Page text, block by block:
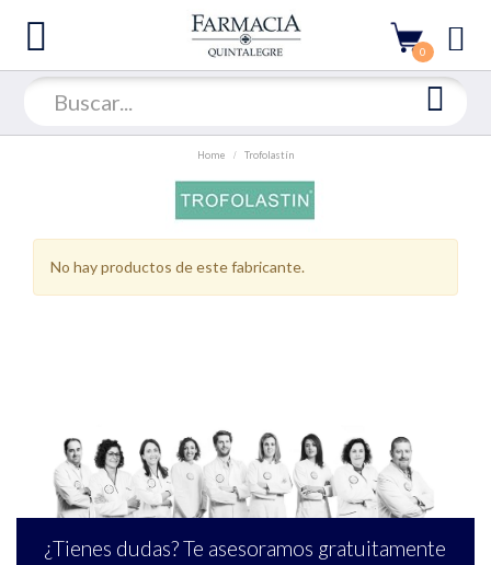
0
Home Trofolastín
No hay productos de este fabricante.
¿Tienes dudas? Te asesoramos gratuitamente